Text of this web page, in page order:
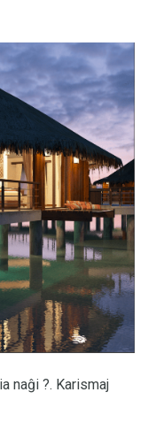
naĝi ?. Karismaj